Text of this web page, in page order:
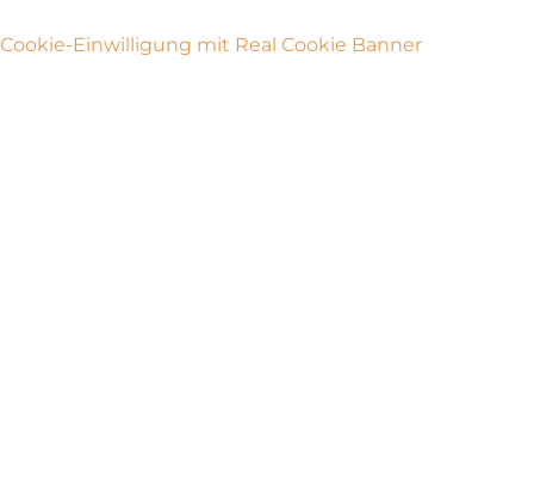
Cookie-Einwilligung mit Real Cookie Banner